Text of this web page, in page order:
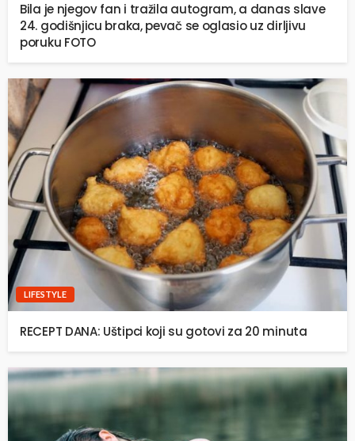
Bila je njegov fan i tražila autogram, a danas slave
24. godišnjicu braka, pevač se oglasio uz dirljivu
poruku FOTO
LIFESTYLE
RECEPT DANA: Uštipci koji su gotovi za 20 minuta